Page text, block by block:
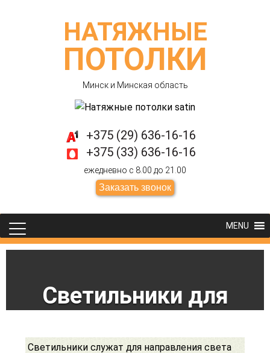
НАТЯЖНЫЕ
ПОТОЛКИ
Минск и Минская область
+375 (29) 636-16-16
+375 (33) 636-16-16
ежедневно с 8.00 до 21.00
Заказать звонок
MENU
Светильники для
Светильники служат для направления света